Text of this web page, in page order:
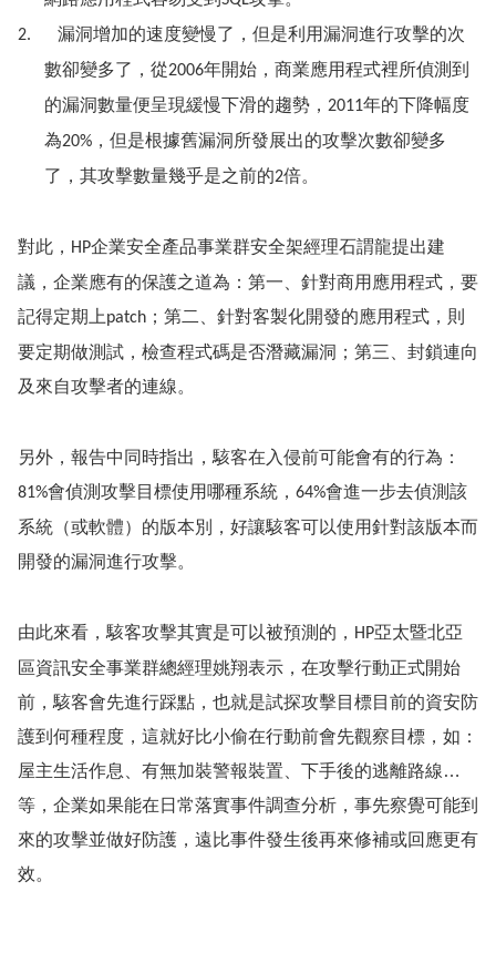
2.
漏洞增加的速度變慢了，但是利用漏洞進行攻擊的次
數卻變多了，從2006年開始，商業應用程式裡所偵測到
的漏洞數量便呈現緩慢下滑的趨勢， 2011年的下降幅度
為20%，但是根據舊漏洞所發展出的攻擊次數卻變多
了，其攻擊數量幾乎是之前的2倍。
對此， HP企業安全產品事業群安全架經理石謂龍提出建
議，企業應有的保護之道為：第一、針對商用應用程式，要
記得定期上patch；第二、針對客製化開發的應用程式，則
要定期做測試，檢查程式碼是否潛藏漏洞；第三、封鎖連向
及來自攻擊者的連線。
另外，報告中同時指出，駭客在入侵前可能會有的行為：
81%會偵測攻擊目標使用哪種系統， 64%會進一步去偵測該
系統（或軟體）的版本別，好讓駭客可以使用針對該版本而
開發的漏洞進行攻擊。
由此來看，駭客攻擊其實是可以被預測的， HP亞太暨北亞
區資訊安全事業群總經理姚翔表示，在攻擊行動正式開始
前，駭客會先進行踩點，也就是試探攻擊目標目前的資安防
護到何種程度，這就好比小偷在行動前會先觀察目標，如：
屋主生活作息、有無加裝警報裝置、下手後的逃離路線…
等，企業如果能在日常落實事件調查分析，事先察覺可能到
來的攻擊並做好防護，遠比事件發生後再來修補或回應更有
效。